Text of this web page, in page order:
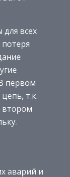
для всех
первом
т.к.
втором
аварий и